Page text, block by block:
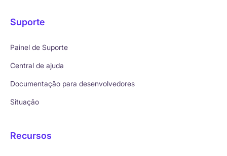
Suporte
Painel de Suporte
Central de ajuda
Documentação para desenvolvedores
Situação
Recursos